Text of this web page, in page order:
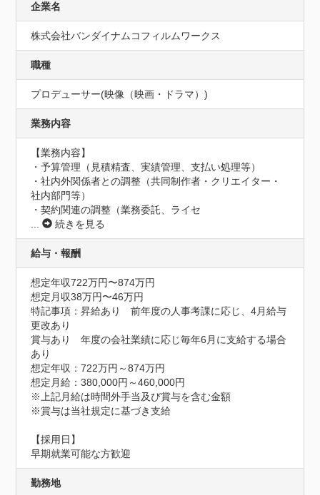
企業名
株式会社バンダイナムコフィルムワークス
職種
プロデューサー(映像（映画・ドラマ）)
業務内容
【業務内容】
・予算管理（見積精査、実績管理、支払い処理等）
・社内外関係者との調整（共同制作者・クリエイター・
社内部門等）
・契約関連の調整（業務委託、ライセ
...
続きを見る
給与・報酬
想定年収722万円〜874万円
想定月収38万円〜46万円
特記事項：昇給あり　前年度の人事考課に応じ、4月給与
更改あり
賞与あり　年度の会社業績に応じ毎年6月に支給する場合
あり
想定年収：722万円～874万円
想定月給：380,000円～460,000円
※上記月給は時間外手当及び賞与を含む金額
※賞与は当社規定に基づき支給
【採用日】
早期就業可能な方歓迎
勤務地